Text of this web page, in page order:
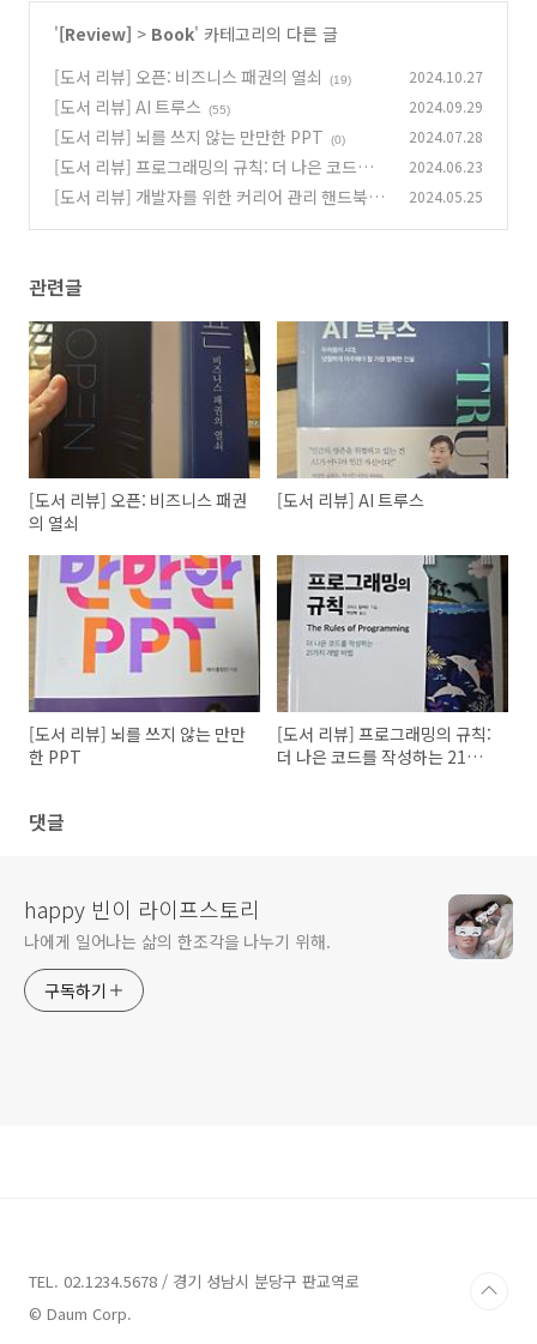
'[Review] > Book' 카테고리의 다른 글
[도서 리뷰] 오픈: 비즈니스 패권의 열쇠
(19) 2024.10.27
[도서 리뷰] AI 트루스 (55) 2024.09.29
[도서 리뷰] 뇌를 쓰지 않는 만만한 PPT (0) 2024.07.28
[도서 리뷰] 프로그래밍의 규칙: 더 나은 코드를
작성하는 21가지 개발 비법 (0)
2024.06.23
[도서 리뷰] 개발자를 위한 커리어 관리 핸드북 2024.05.25
관련글
[도서 리뷰] 오픈: 비즈니스 패권
의 열쇠
[도서 리뷰] AI 트루스
[도서 리뷰] 뇌를 쓰지 않는 만만
한 PPT
[도서 리뷰] 프로그래밍의 규칙:
더 나은 코드를 작성하는 21가
댓글
happy 빈이 라이프스토리
나에게 일어나는 삶의 한조각을 나누기 위해.
구독하기
TEL. 02.1234.5678 / 경기 성남시 분당구 판교역로
© Daum Corp.